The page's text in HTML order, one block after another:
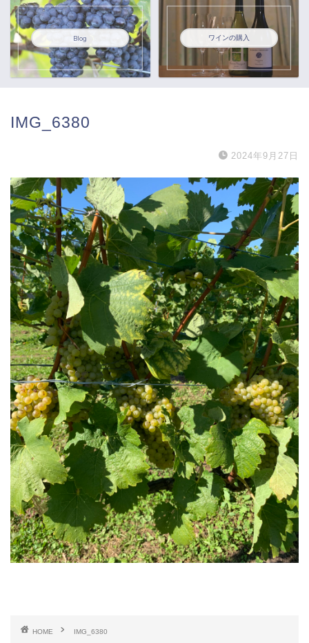
Blog ワインの購入
IMG_6380
2024年9月27日
HOME IMG_6380